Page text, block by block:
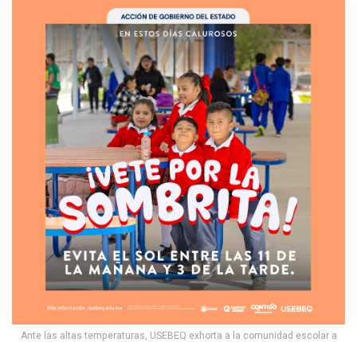
Ante las altas temperaturas, USEBEQ exhorta a la comunidad escolar a